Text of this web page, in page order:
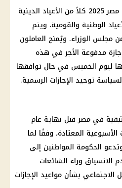
تشمل الإجازات الرسمية في مصر 2025 كلاً من الأعياد الدينية
الوطنية والقومية، ويتم
مجلس الوزراء. ويُمنح العاملون
مدفوعة الأجر في هذه
ليوم الخميس في حال توافقها
توحيد الإجازات الرسمية.
في مصر قبل نهاية عام
الأسبوعية المعتادة، وفقًا لما
الحكومة المواطنين إلى
الانسياق وراء الشائعات
الاجتماعي بشأن مواعيد الإجازات